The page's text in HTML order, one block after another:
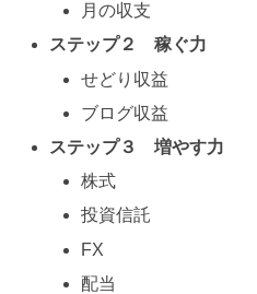
月の収支
ステップ２ 稼ぐ力
せどり収益
ブログ収益
ステップ３ 増やす力
株式
投資信託
FX
配当